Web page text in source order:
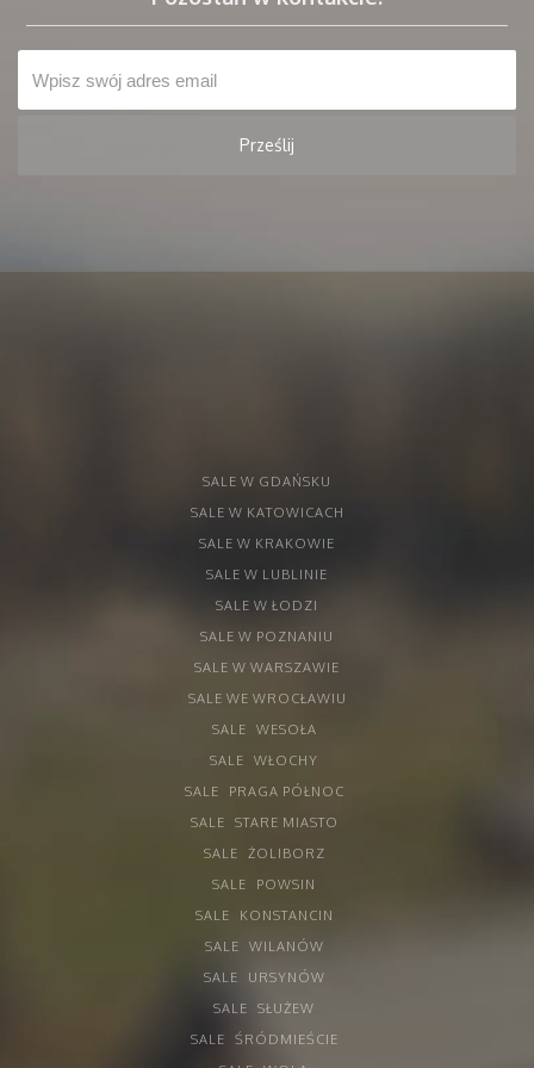
SALE W GDAŃSKU
SALE W KATOWICACH
SALE W KRAKOWIE
SALE W LUBLINIE
SALE W ŁODZI
SALE W POZNANIU
SALE W WARSZAWIE
SALE WE WROCŁAWIU
SALE
WESOŁA
SALE
WŁOCHY
SALE
PRAGA PÓŁNOC
SALE
STARE MIASTO
SALE
ŻOLIBORZ
SALE
POWSIN
SALE
KONSTANCIN
SALE
WILANÓW
SALE
URSYNÓW
SALE
SŁUŻEW
SALE
ŚRÓDMIEŚCIE